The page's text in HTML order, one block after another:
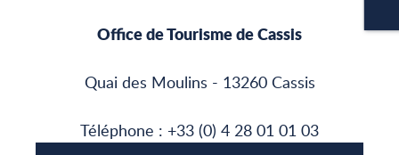
Office de Tourisme de Cassis
Quai des Moulins - 13260 Cassis
Téléphone : +33 (0) 4 28 01 01 03